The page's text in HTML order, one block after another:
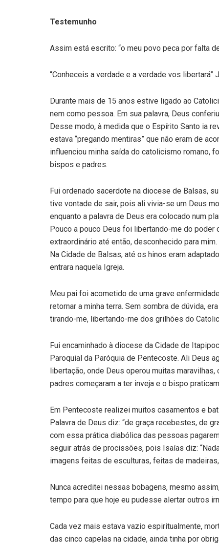
Testemunho
Assim está escrito: “o meu povo peca por falta
“Conheceis a verdade e a verdade vos libertará”
Durante mais de 15 anos estive ligado ao
nem como pessoa. Em sua palavra, Deus
Desse modo, à medida que o Espírito Santo ia
estava “pregando mentiras” que não eram de
influenciou minha saída do catolicismo romano,
bispos e padres.
Fui ordenado sacerdote na diocese de Balsas,
tive vontade de sair, pois ali vivia-se um Deus
enquanto a palavra de Deus era colocado num
Pouco a pouco Deus foi libertando-me do
extraordinário até então, desconhecido para mim.
Na Cidade de Balsas, até os hinos eram
entrara naquela Igreja.
Meu pai foi acometido de uma grave
retornar a minha terra. Sem sombra de dúvida,
tirando-me, libertando-me dos grilhões do
Fui encaminhado à diocese da Cidade de
Paroquial da Paróquia de Pentecoste. Ali Deus
libertação, onde Deus operou muitas
padres começaram a ter inveja e o bispo
Em Pentecoste realizei muitos casamentos e
Palavra de Deus diz: “de graça recebestes, de
com essa prática diabólica das pessoas
seguir atrás de procissões, pois Isaías diz:
imagens feitas de esculturas, feitas de
Nunca acreditei nessas bobagens, mesmo
tempo para que hoje eu pudesse alertar outros
Cada vez mais estava vazio espiritualmente,
das cinco capelas na cidade, ainda tinha por